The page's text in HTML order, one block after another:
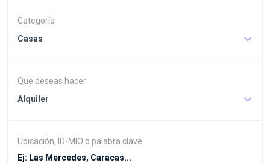
Categoría
Casas
Que deseas hacer
Alquiler
Ubicación, ID-MIO o palabra clave